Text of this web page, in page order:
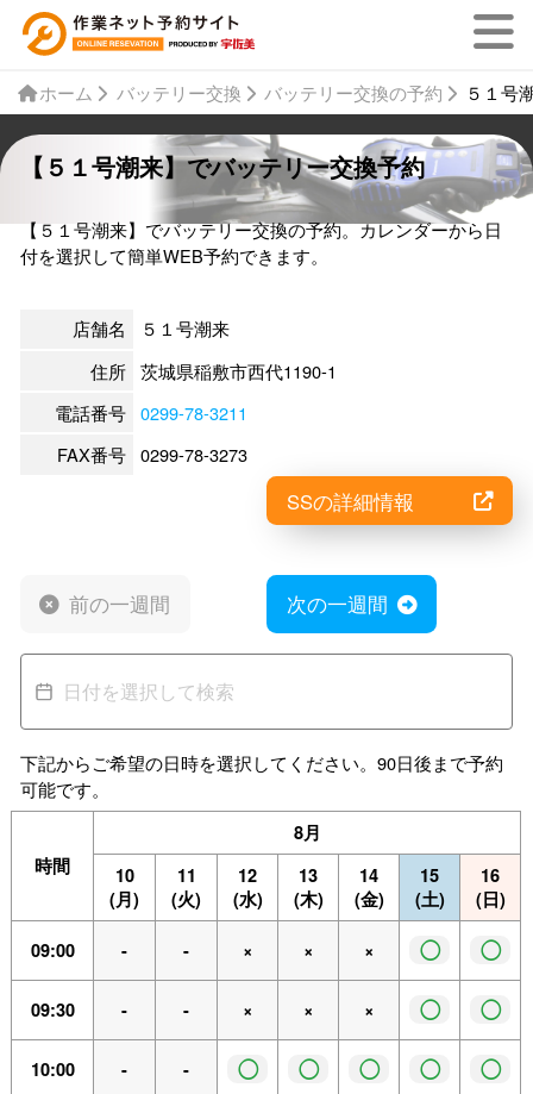
ホーム バッテリー交換 バッテリー交換の予約 ５１号
【５１号潮来】でバッテリー交換予約
【５１号潮来】でバッテリー交換の予約。カレンダーから日
付を選択して簡単WEB予約できます。
店舗名
５１号潮来
住所 茨城県稲敷市西代1190-1
電話番号 0299-78-3211
FAX番号 0299-78-3273
SSの詳細情報
前の一週間 次の一週間
下記からご希望の日時を選択してください。90日後まで予約
可能です。
時間
8月
10
(月)
11
(火)
12
(水)
13
(木)
14
(金)
15
(土)
16
(日)
09:00 - - × × × ◯ ◯
09:30 - - × × × ◯ ◯
10:00 - - ◯ ◯ ◯ ◯ ◯